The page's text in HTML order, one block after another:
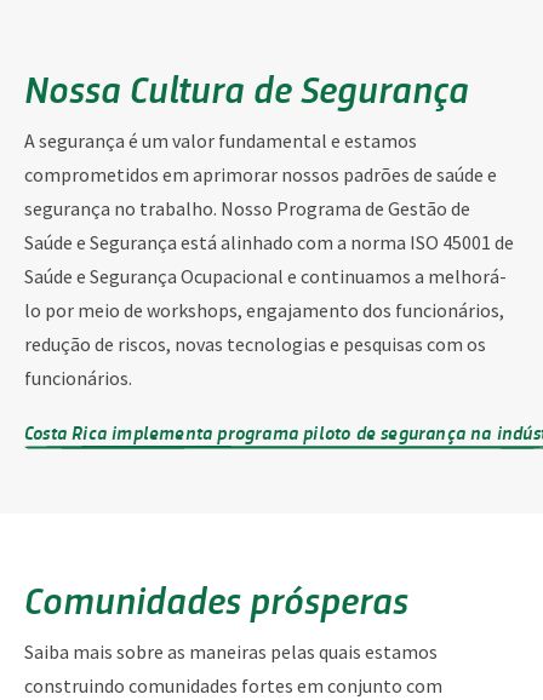
Nossa Cultura de Segurança
A segurança é um valor fundamental e estamos
comprometidos em aprimorar nossos padrões de saúde e
segurança no trabalho. Nosso Programa de Gestão de
Saúde e Segurança está alinhado com a norma ISO 45001 de
Saúde e Segurança Ocupacional e continuamos a melhorá-
lo por meio de workshops, engajamento dos funcionários,
redução de riscos, novas tecnologias e pesquisas com os
funcionários.
Costa Rica implementa programa piloto de segurança na
Comunidades prósperas
Saiba mais sobre as maneiras pelas quais estamos
construindo comunidades fortes em conjunto com